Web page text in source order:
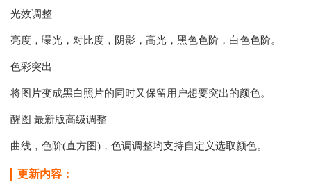
光效调整
亮度，曝光，对比度，阴影，高光，黑色色阶，白色色阶。
色彩突出
将图片变成黑白照片的同时又保留用户想要突出的颜色。
醒图 最新版高级调整
曲线，色阶(直方图)，色调调整均支持自定义选取颜色。
更新内容：